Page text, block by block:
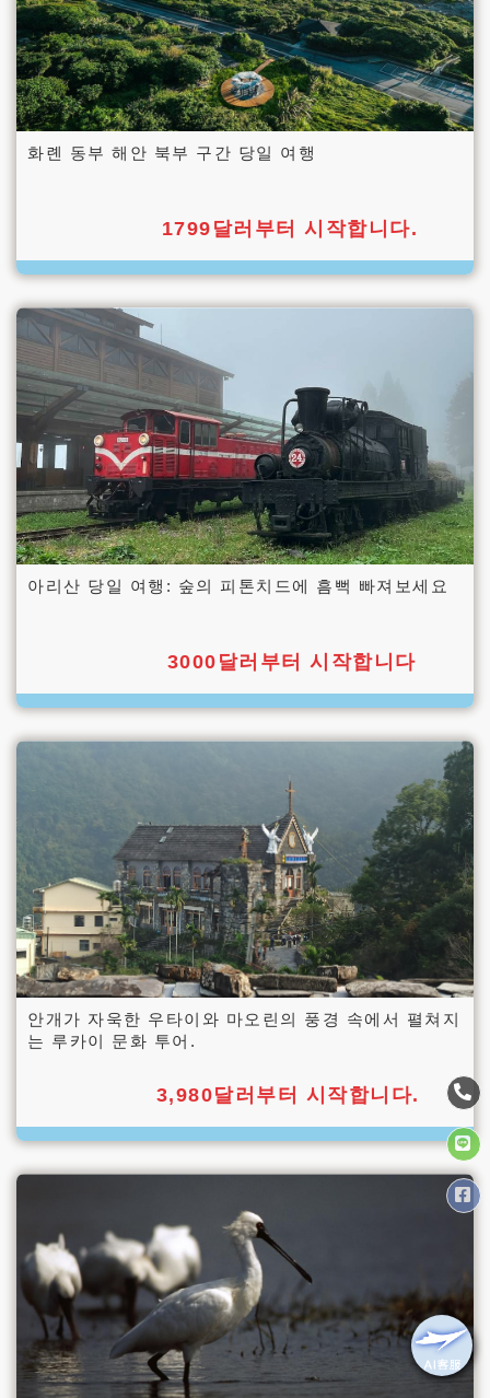
화롄 동부 해안 북부 구간 당일 여행
1799달러부터 시작합니다.
아리산 당일 여행: 숲의 피톤치드에 흠뻑 빠져보세요
3000달러부터 시작합니다
안개가 자욱한 우타이와 마오린의 풍경 속에서 펼쳐지
는 루카이 문화 투어.
3,980달러부터 시작합니다.